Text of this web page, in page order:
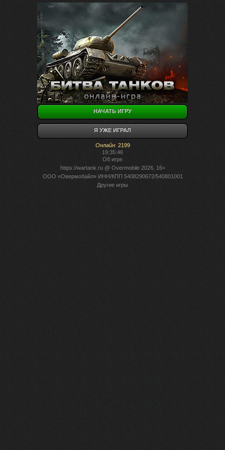
НАЧАТЬ ИГРУ
Я УЖЕ ИГРАЛ
Онлайн: 2199
19:35:46
Об игре
https://wartank.ru@ Overmobile 2026, 16+
ООО «Овермобайл» ИНН/КПП 5408290672/540801001
Другие игры